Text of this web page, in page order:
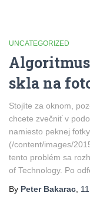
UNCATEGORIZED
skla na
Stojíte za oknom,
chcete zvečniť v
namiesto peknej
(/content/images/
tento problém sa
of Technology. Po
By Peter Bakarac